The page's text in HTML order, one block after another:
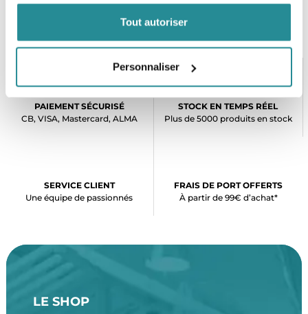
Tout autoriser
Personnaliser
PAIEMENT SÉCURISÉ
CB, VISA, Mastercard, ALMA
STOCK EN TEMPS RÉEL
Plus de 5000 produits en stock
SERVICE CLIENT
Une équipe de passionnés
FRAIS DE PORT OFFERTS
À partir de 99€ d’achat*
LE SHOP